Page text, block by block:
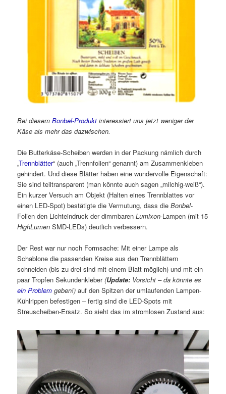
Bei diesemBonbel-Produkt interessiert uns jetzt weniger der
Käse als mehr das dazwischen.
Die Butterkäse-Scheiben werden in der Packung nämlich durch
„Trennblätter“ (auch „Trennfolien“ genannt) am Zusammenkleben
gehindert. Und diese Blätter haben eine wundervolle Eigenschaft:
Sie sind teiltransparent (man könnte auch sagen „milchig-weiß“).
Ein kurzer Versuch am Objekt (Halten eines Trennblattes vor
einen LED-Spot) bestätigte die Vermutung, dass dieBonbel-
Folien den Lichteindruck der dimmbaren Lumixon-Lampen (mit 15
HighLumen SMD-LEDs) deutlich verbessern.
Der Rest war nur noch Formsache: Mit einer Lampe als
Schablone die passenden Kreise aus den Trennblättern
schneiden (bis zu drei sind mit einem Blatt möglich) und mit ein
paar Tropfen Sekundenkleber(Update: Vorsicht – da könnte es
ein Problem geben!) auf den Spitzen der umlaufenden Lampen-
Kühlrippen befestigen – fertig sind die LED-Spots mit
Streuscheiben-Ersatz. So sieht das im stromlosen Zustand aus: